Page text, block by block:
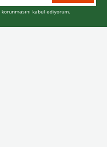
korunmasını kabul ediyorum.